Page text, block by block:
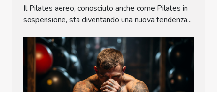
Il Pilates aereo, conosciuto anche come Pilates in
sospensione, sta diventando una nuova tendenza...